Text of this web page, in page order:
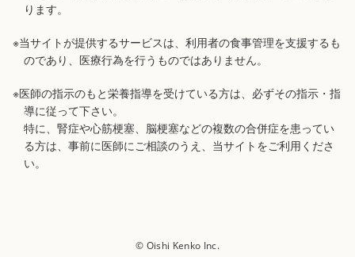
ります。
※当サイトが提供するサービスは、利用者の食事管理を支援するも
のであり、医療行為を行うものではありません。
※医師の指示のもと栄養指導を受けている方は、必ずその指示・指
導に従って下さい。
特に、腎症や心筋梗塞、脳梗塞などの複数の合併症を患ってい
る方は、事前に医師にご相談のうえ、当サイトをご利用くださ
い。
© Oishi Kenko Inc.